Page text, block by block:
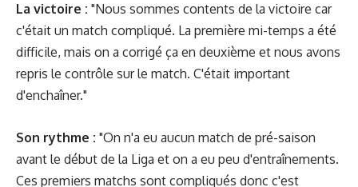
La victoire : "Nous sommes contents de la victoire car
c'était un match compliqué. La première mi-temps a été
difficile, mais on a corrigé ça en deuxième et nous avons
repris le contrôle sur le match. C'était important
d'enchaîner."
Son rythme : "On n'a eu aucun match de pré-saison
avant le début de la Liga et on a eu peu d'entraînements.
Ces premiers matchs sont compliqués donc c'est